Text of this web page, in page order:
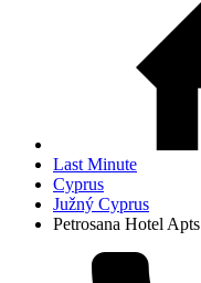
Last Minute
Cyprus
Južný Cyprus
Petrosana Hotel Apts